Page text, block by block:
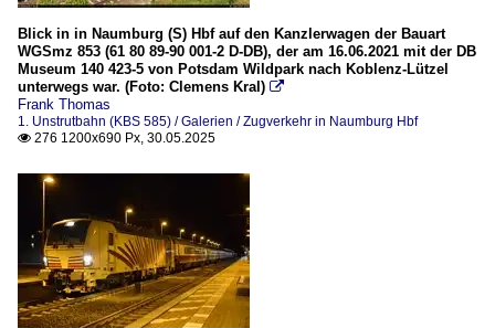
Blick in in Naumburg (S) Hbf auf den Kanzlerwagen der Bauart
WGSmz 853 (61 80 89-90 001-2 D-DB), der am 16.06.2021 mit der DB
Museum 140 423-5 von Potsdam Wildpark nach Koblenz-Lützel
unterwegs war. (Foto: Clemens Kral) 
Frank Thomas
1. Unstrutbahn (KBS 585) / Galerien / Zugverkehr in Naumburg Hbf
 276 1200x690 Px, 30.05.2025